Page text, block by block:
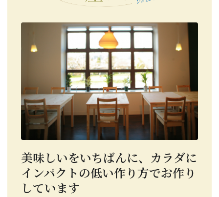
美味しいをいちばんに、カラダに
インパクトの低い作り方でお作り
しています